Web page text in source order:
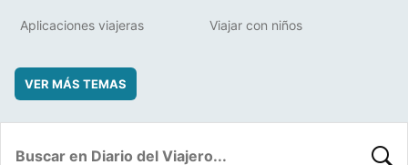
Aplicaciones viajeras Viajar con niños
VER MÁS TEMAS